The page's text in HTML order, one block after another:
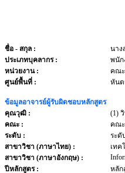
ชื่อ - สกุล :
นาง
ประเภทบุคลากร :
พนัก
หน่วยงาน :
คณะ
ศูนย์พื้นที่ :
หันต
ข้อมูลอาจารย์ผู้รับผิดชอบหลักสูตร
คุณวุฒิ :
(1)
คณะ :
คณะ
ระดับ :
ระ
สาขาวิชา (ภาษาไทย) :
เทค
สาขาวิชา (ภาษาอังกฤษ) :
ปีหลักสูตร :
หลัก